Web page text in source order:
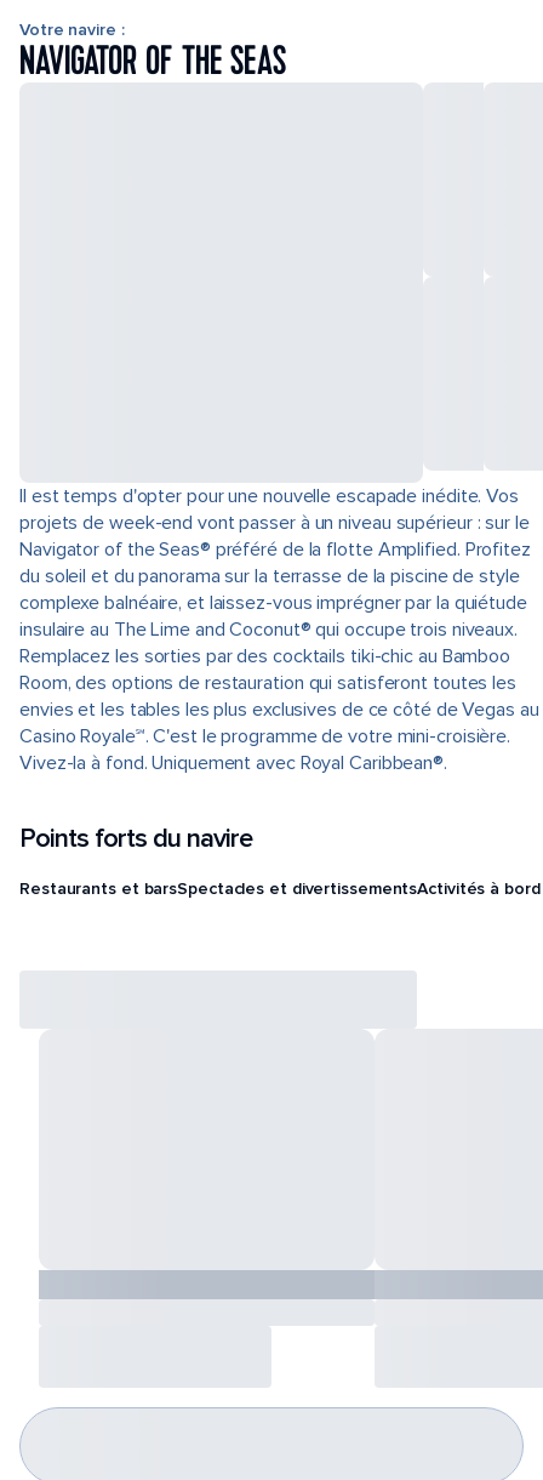
Votre navire :
NAVIGATOR OF THE SEAS
Il est temps d'opter pour une nouvelle escapade inédite. Vos
projets de week-end vont passer à un niveau supérieur : sur le
Navigator of the Seas® préféré de la flotte Amplified. Profitez
du soleil et du panorama sur la terrasse de la piscine de style
complexe balnéaire, et laissez-vous imprégner par la quiétude
insulaire au The Lime and Coconut® qui occupe trois niveaux.
Remplacez les sorties par des cocktails tiki-chic au Bamboo
Room, des options de restauration qui satisferont toutes les
envies et les tables les plus exclusives de ce côté de Vegas au
Casino Royale℠. C'est le programme de votre mini-croisière.
Vivez-la à fond. Uniquement avec Royal Caribbean®.
Points forts du navire
Restaurants et barsSpectacles et divertissementsActivités à bord